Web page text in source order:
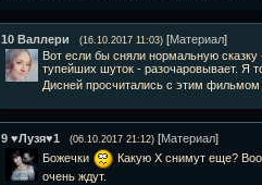
10 Валлери (16.10.2017 11:03) [Материал]
Вот если бы сняли нормальную
тупейших шуток - разочаровывает. Я
Дисней просчитались с этим фильмом
9 ♥Лузя♥1 (06.10.2017 21:12) [Материал]
Божечки
Какую Х снимут еще?
очень ждут.